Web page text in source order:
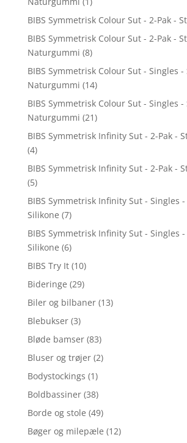
BIBS Symmetrisk Colour Sut - 2-Pak -
BIBS Symmetrisk Colour Sut - 2-Pak -
Naturgummi (8)
BIBS Symmetrisk Colour Sut - Singles -
Naturgummi (14)
BIBS Symmetrisk Colour Sut - Singles -
Naturgummi (21)
BIBS Symmetrisk Infinity Sut - 2-Pak -
(4)
BIBS Symmetrisk Infinity Sut - 2-Pak -
(5)
BIBS Symmetrisk Infinity Sut - Singles
Silikone (7)
BIBS Symmetrisk Infinity Sut - Singles
Silikone (6)
BIBS Try It (10)
Bideringe (29)
Biler og bilbaner (13)
Blebukser (3)
Bløde bamser (83)
Bluser og trøjer (2)
Bodystockings (1)
Boldbassiner (38)
Borde og stole (49)
Bøger og milepæle (12)